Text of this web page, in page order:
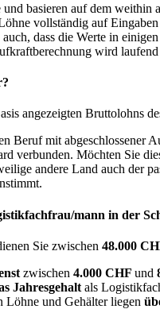
basieren auf dem
vollständig auf
dass die Werte in
wird
angezeigten Bruttolohns
Beruf mit abgeschlossener
verbunden. Möchten Sie
andere Land auch der
mann in der
Sie zwischen 48.000
zwischen 4.000 CHF und
Jahresgehalt als
Löhne und Gehälter liegen